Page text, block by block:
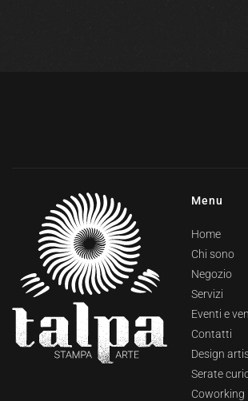
Menu
Home
Chi sono
Negozio
Servizi
Eventi e
Contatti
Design
Serate
Coworking